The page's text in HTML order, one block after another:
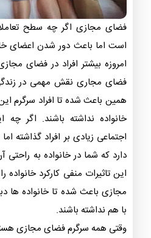
فضای مجازی اگر چه سطح
است اما باعث دور شدن اعضای
امروزه بیشتر افراد در فضای
فضای مجاری نقش مهمی در
همین باعث شده تا افراد سرگرم
خانواده نداشته باشند. اگر چه
اجتماعی زیادی بر افراد گذاشته
دارد که شما در خانواده به
این تاثیرات منفی کارکرد
مجازی باعث شده تا خانواده ها
با هم نداشته باشند.
وقتی همه سرگرم فضای مجازی